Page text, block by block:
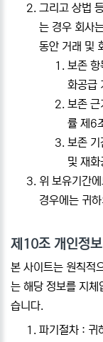
그리고 상법
는 경우 회사
동안 거래 및
보존
화공급
보존
률 제6
보존
및 재
위 보유기간
경우에는 귀
제10조 개인정
본 사이트는 원칙적
는 해당 정보를 지체
습니다.
파기절차 : 귀